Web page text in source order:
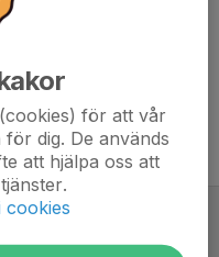
för att vår
dig. De används
att hjälpa oss att
cookies